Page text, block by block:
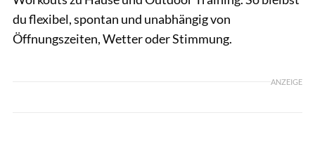
du flexibel, spontan und unabhängig von
Öffnungszeiten, Wetter oder Stimmung.
ANZEIGE